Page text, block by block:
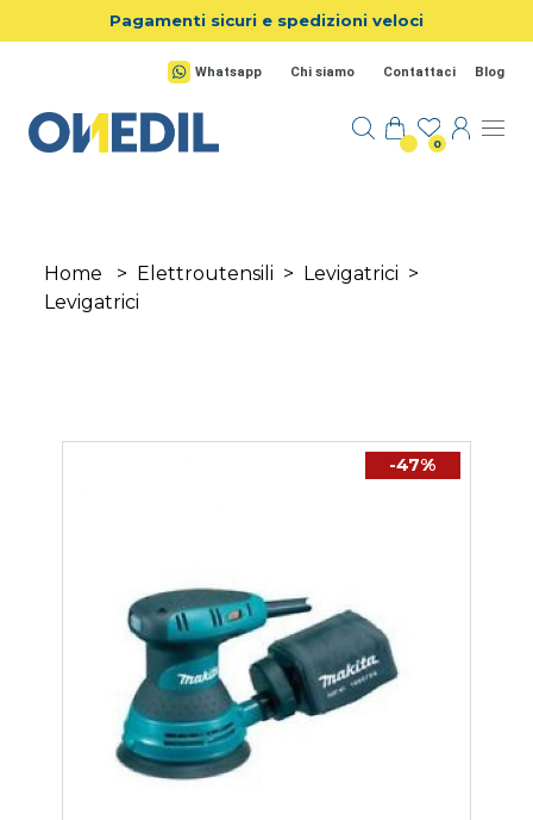
Salta al contenuto principale
Pagamenti sicuri e spedizioni veloci
Whatsapp Chi siamo Contattaci Blog
0
Home > Elettroutensili > Levigatrici >
Levigatrici
-47%